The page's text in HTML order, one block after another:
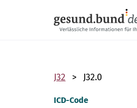
J32 J32.0
ICD-Code